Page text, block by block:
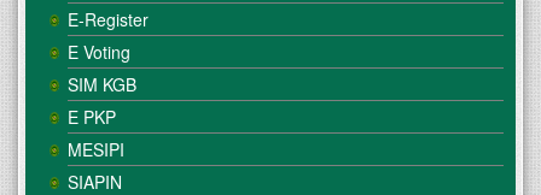
E-Register
E Voting
SIM KGB
E PKP
MESIPI
SIAPIN